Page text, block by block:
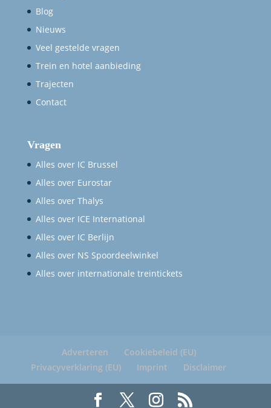
Blog
Nieuws
Veel gestelde vragen
Trein en hotel aanbieding
Trajecten
Contact
Vragen
Alles over IC Brussel
Alles over Eurostar
Alles over Thalys
Alles over ICE International
Alles over IC Berlijn
Alles over NS Spoordeelwinkel
Alles over internationale treintickets
Adverteren
Cookiebeleid (EU)
Privacyverklaring (EU)
Imprint Disclaimer